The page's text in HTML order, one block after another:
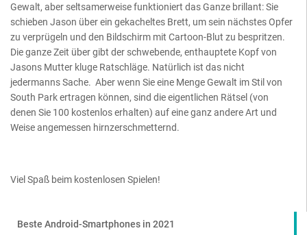
Gewalt, aber seltsamerweise funktioniert das Ganze brillant: Sie
schieben Jason über ein gekacheltes Brett, um sein nächstes Opfer
zu verprügeln und den Bildschirm mit Cartoon-Blut zu bespritzen.
Die ganze Zeit über gibt der schwebende, enthauptete Kopf von
Jasons Mutter kluge Ratschläge. Natürlich ist das nicht
jedermanns Sache. Aber wenn Sie eine Menge Gewalt im Stil von
South Park ertragen können, sind die eigentlichen Rätsel (von
denen Sie 100 kostenlos erhalten) auf eine ganz andere Art und
Weise angemessen hirnzerschmetternd.
Viel Spaß beim kostenlosen Spielen!
Beste Android-Smartphones in 2021